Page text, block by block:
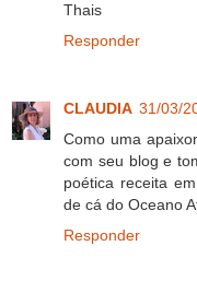
Thais
Responder
CLAUDIA 31/03/
Como uma
com seu blog e
poética receita
de cá do Oceano
Responder